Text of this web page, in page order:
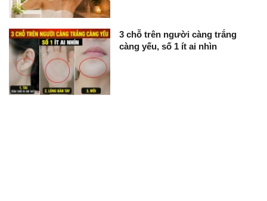
3 chỗ trên người càng trắng
càng yếu, số 1 ít ai nhìn